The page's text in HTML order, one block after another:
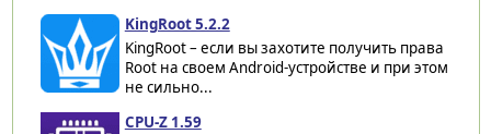
KingRoot 5.2.2
KingRoot – если вы захотите получить права
Root на своем Android-устройстве и при этом
не сильно...
CPU-Z 1.59